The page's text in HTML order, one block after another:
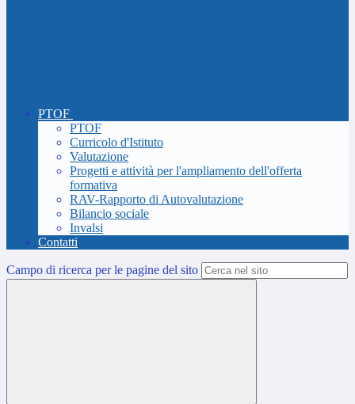
PTOF
PTOF
Curricolo d'Istituto
Valutazione
Progetti e attività per l'ampliamento dell'offerta
formativa
RAV-Rapporto di Autovalutazione
Bilancio sociale
Invalsi
Contatti
Campo di ricerca per le pagine del sito